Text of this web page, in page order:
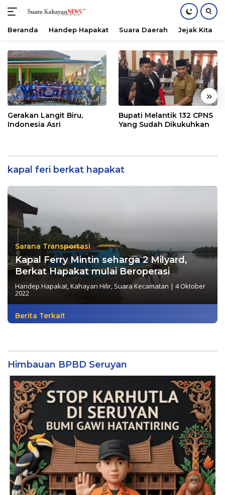
konten
Beranda Handep Hapakat Suara Daerah Jejak Kita
« »
Gerakan Langit Biru,
Indonesia Asri
Bupati Melantik 132 CPNS
Yang Sudah Dikukuhkan
kapal feri berkat hapakat
Sarana Transportasi
Kapal Ferry Mintin seharga 2 Milyard,
Berkat Hapakat mulai Beroperasi
Handep Hapakat,Kahayan Hilir, Suara Kecamatan | 4 Oktober
2022
Berita Terkait
Himbauan BPBD Seruyan